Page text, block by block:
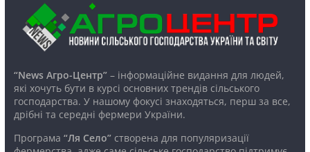
“News Агро-Центр”– інформаційне видання для людей,
які хочуть бути в курсі основних трендів сільського
господарства. У нашому фокусі знаходяться, перш за все,
дрібні та середні фермери України.
Програма “Ля Село”створена для популяризації